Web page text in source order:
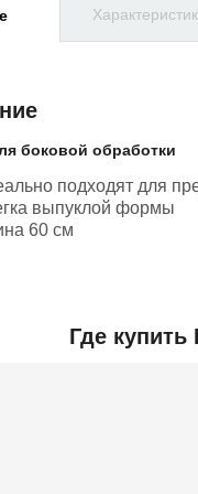
боковой обработки
подходят для
выпуклой формы
60 см
Добавить
Где